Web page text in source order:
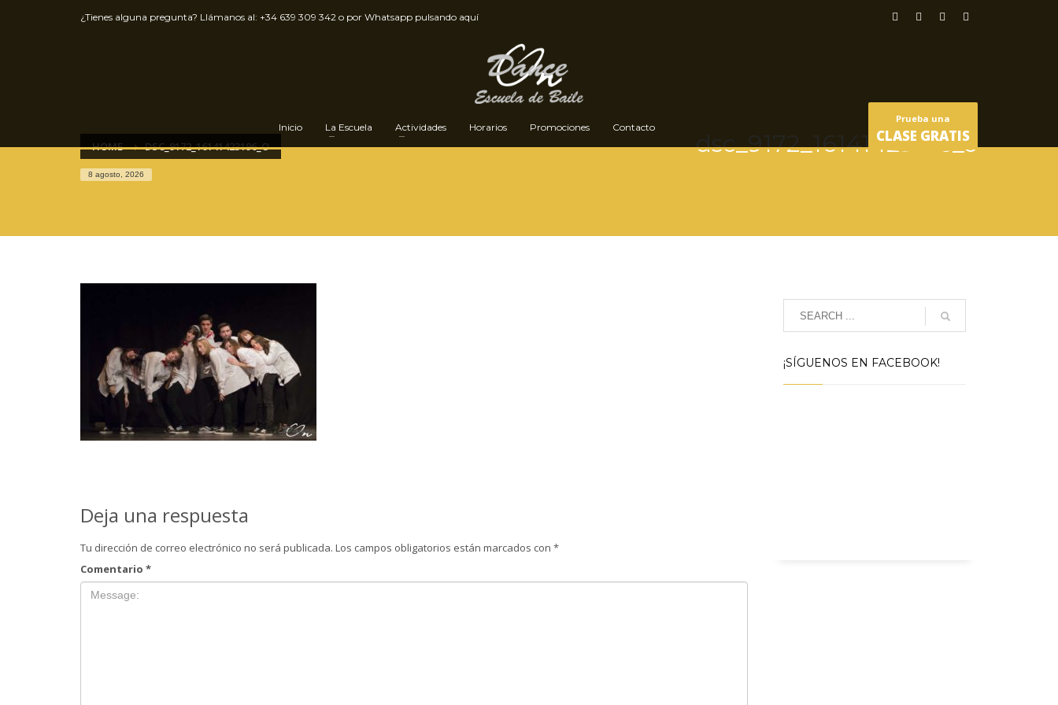
¿Tienes alguna pregunta? Llámanos al: +34 639 309 342 o por Whatsapp pulsando aquí
Inicio La Escuela Actividades Horarios Promociones Contacto
Prueba una
CLASE GRATIS
HOME DSC_9172_16141423196_O
8 agosto, 2026
dsc_9172_16141423196_o
Deja una respuesta
Tu dirección de correo electrónico no será publicada. Los campos obligatorios están marcados con *
Comentario *
¡SÍGUENOS EN FACEBOOK!